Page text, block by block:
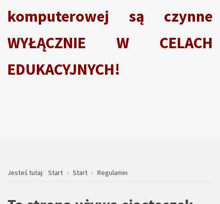
komputerowej są czynne
WYŁĄCZNIE W CELACH
EDUKACYJNYCH!
Jesteś tutaj: Start Start Regulamin